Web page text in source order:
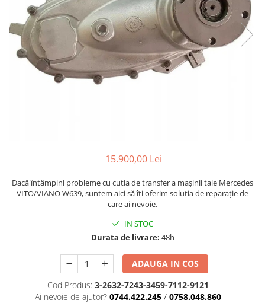
15.900,00 Lei
Dacă întâmpini probleme cu cutia de transfer a mașinii tale Mercedes
VITO/VIANO W639, suntem aici să îți oferim soluția de reparație de
care ai nevoie.
IN STOC
Durata de livrare: 48h
ADAUGA IN COS
Cod Produs: 3-2632-7243-3459-7112-9121
Ai nevoie de ajutor? 0744.422.245 / 0758.048.860